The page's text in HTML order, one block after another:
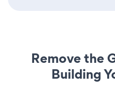
Remove the
Building